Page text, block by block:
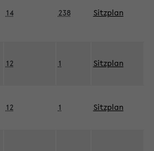
14 238 Sitzplan
12 1 Sitzplan
12 1 Sitzplan